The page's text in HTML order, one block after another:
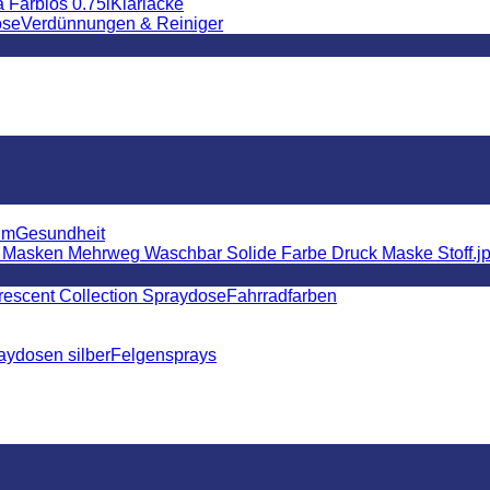
Klarlacke
Verdünnungen & Reiniger
Gesundheit
Fahrradfarben
Felgensprays